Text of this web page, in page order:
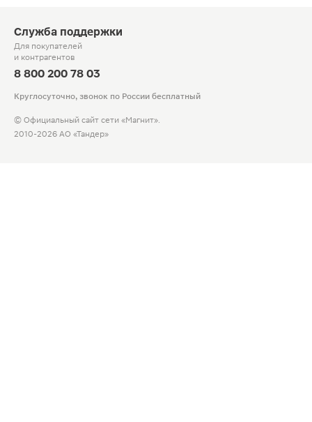
Служба поддержки
Для покупателей
и контрагентов
8 800 200 78 03
Круглосуточно, звонок по России бесплатный
© Официальный сайт сети «Магнит».
2010-2026 АО «Тандер»